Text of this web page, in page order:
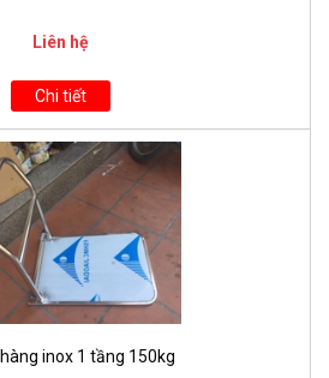
Liên hệ
Chi tiết
inox 1 tầng 150kg